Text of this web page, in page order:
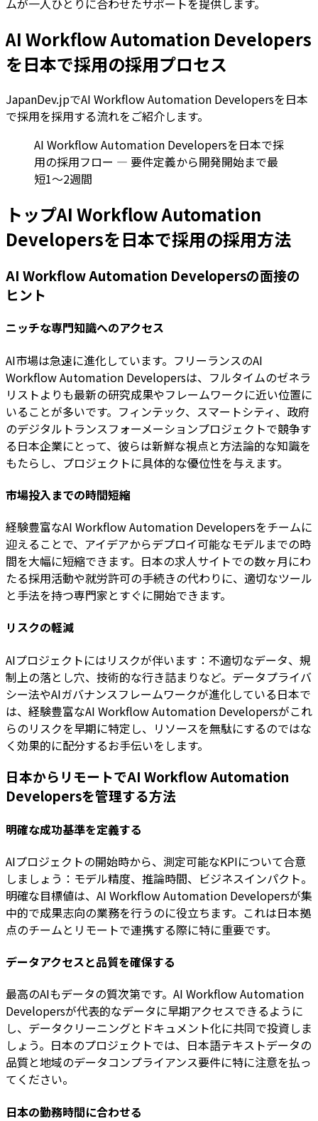
ムが一人ひとりに合わせたサポートを提供します。
AI Workflow Automation Developers
を日本で採用の採用プロセス
JapanDev.jpでAI Workflow Automation Developersを日本
で採用を採用する流れをご紹介します。
AI Workflow Automation Developersを日本で採
用の採用フロー — 要件定義から開発開始まで最
短1〜2週間
トップAI Workflow Automation
Developersを日本で採用の採用方法
AI Workflow Automation Developersの面接の
ヒント
ニッチな専門知識へのアクセス
AI市場は急速に進化しています。フリーランスのAI
Workflow Automation Developersは、フルタイムのゼネラ
リストよりも最新の研究成果やフレームワークに近い位置に
いることが多いです。フィンテック、スマートシティ、政府
のデジタルトランスフォーメーションプロジェクトで競争す
る日本企業にとって、彼らは新鮮な視点と方法論的な知識を
もたらし、プロジェクトに具体的な優位性を与えます。
市場投入までの時間短縮
経験豊富なAI Workflow Automation Developersをチームに
迎えることで、アイデアからデプロイ可能なモデルまでの時
間を大幅に短縮できます。日本の求人サイトでの数ヶ月にわ
たる採用活動や就労許可の手続きの代わりに、適切なツール
と手法を持つ専門家とすぐに開始できます。
リスクの軽減
AIプロジェクトにはリスクが伴います：不適切なデータ、規
制上の落とし穴、技術的な行き詰まりなど。データプライバ
シー法やAIガバナンスフレームワークが進化している日本で
は、経験豊富なAI Workflow Automation Developersがこれ
らのリスクを早期に特定し、リソースを無駄にするのではな
く効果的に配分するお手伝いをします。
日本からリモートでAI Workflow Automation
Developersを管理する方法
明確な成功基準を定義する
AIプロジェクトの開始時から、測定可能なKPIについて合意
しましょう：モデル精度、推論時間、ビジネスインパクト。
明確な目標値は、AI Workflow Automation Developersが集
中的で成果志向の業務を行うのに役立ちます。これは日本拠
点のチームとリモートで連携する際に特に重要です。
データアクセスと品質を確保する
最高のAIもデータの質次第です。AI Workflow Automation
Developersが代表的なデータに早期アクセスできるように
し、データクリーニングとドキュメント化に共同で投資しま
しょう。日本のプロジェクトでは、日本語テキストデータの
品質と地域のデータコンプライアンス要件に特に注意を払っ
てください。
日本の勤務時間に合わせる